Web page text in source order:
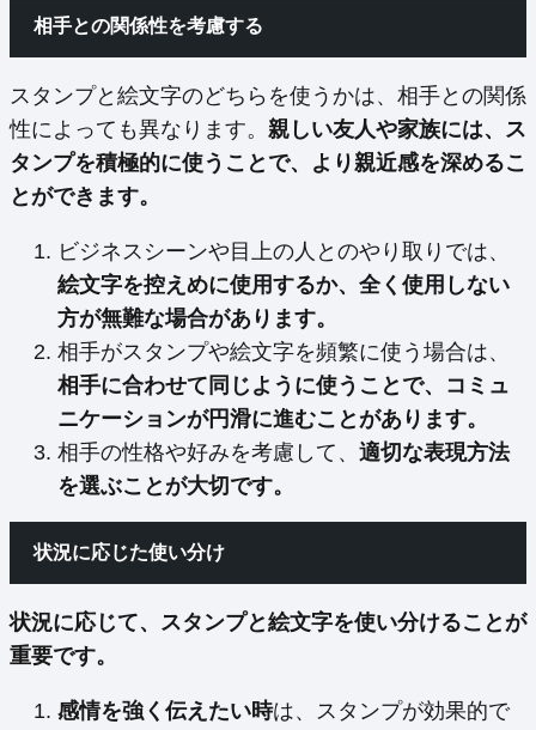
相手との関係性を考慮する
スタンプと絵文字のどちらを使うかは、相手との関係
性によっても異なります。 親しい友人や家族には、ス
タンプを積極的に使うことで、より親近感を深めるこ
とができます。
ビジネスシーンや目上の人とのやり取りでは、
絵文字を控えめに使用するか、全く使用しない
方が無難な場合があります。
相手がスタンプや絵文字を頻繁に使う場合は、
相手に合わせて同じように使うことで、コミュ
ニケーションが円滑に進むことがあります。
相手の性格や好みを考慮して、 適切な表現方法
を選ぶことが大切です。
状況に応じた使い分け
状況に応じて、スタンプと絵文字を使い分けることが
重要です。
感情を強く伝えたい時は、スタンプが効果的で